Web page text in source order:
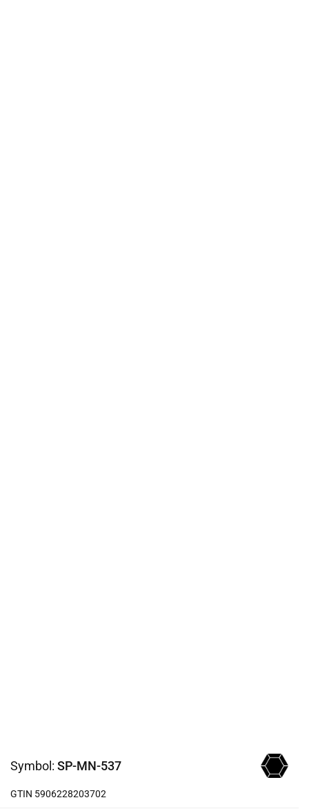
Symbol: SP-MN-537
GTIN 5906228203702